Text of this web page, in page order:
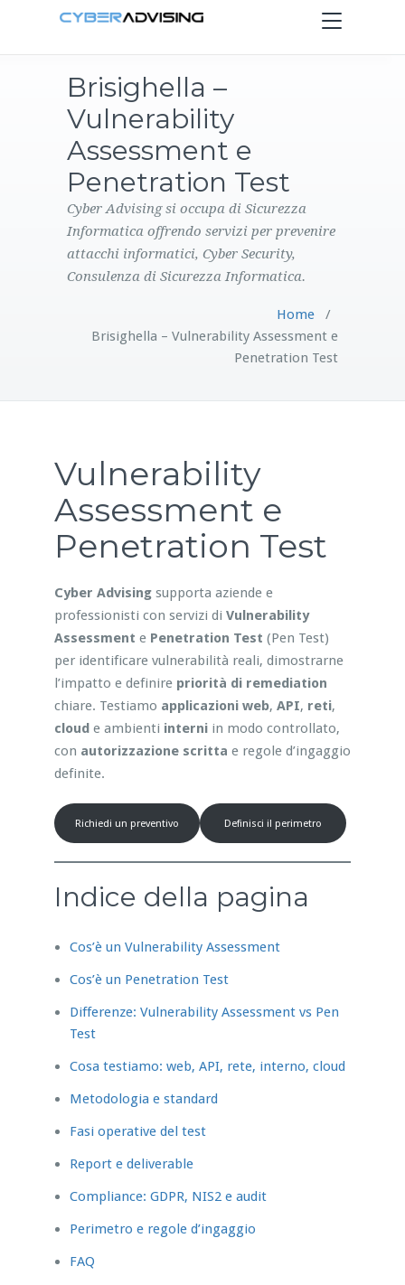
Toggle
navigation
PRODOTTI
CONTATTI
Brisighella –
Vulnerability
Assessment e
Penetration Test
Cyber Advising si occupa di Sicurezza
Informatica offrendo servizi per prevenire
attacchi informatici, Cyber Security,
Consulenza di Sicurezza Informatica.
Home/
Brisighella – Vulnerability Assessment e
Penetration Test
Vulnerability
Assessment e
Penetration Test
Cyber Advisingsupporta aziende e
professionisti con servizi di Vulnerability
Assessment e Penetration Test (Pen Test)
per identificare vulnerabilità reali, dimostrarne
l’impatto e definire priorità di remediation
chiare. Testiamo applicazioni web, API, reti,
cloude ambienti interniin modo controllato,
con autorizzazione scritta e regole d’ingaggio
definite.
Richiedi un preventivo Definisci il perimetro
Indice della pagina
Cos’è un Vulnerability Assessment
Cos’è un Penetration Test
Differenze: Vulnerability Assessment vs Pen
Test
Cosa testiamo: web, API, rete, interno, cloud
Metodologia e standard
Fasi operative del test
Report e deliverable
Compliance: GDPR, NIS2 e audit
Perimetro e regole d’ingaggio
FAQ